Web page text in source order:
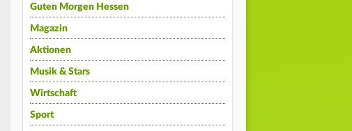
Guten Morgen Hessen
Magazin
Aktionen
Musik & Stars
Wirtschaft
Sport